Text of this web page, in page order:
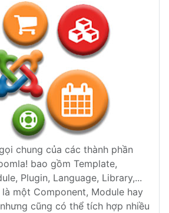
chung của các thành phần
bao gồm Template,
Plugin, Language, Library,...
một Component, Module hay
cũng có thể tích hợp nhiều